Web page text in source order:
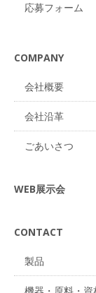
応募フォーム
COMPANY
会社概要
会社沿革
ごあいさつ
WEB展示会
CONTACT
製品